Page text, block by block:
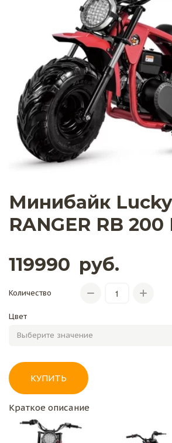
Минибайк
RANGER RB 200
119990 руб.
Количество
Цвет
КУПИТЬ
Краткое описание